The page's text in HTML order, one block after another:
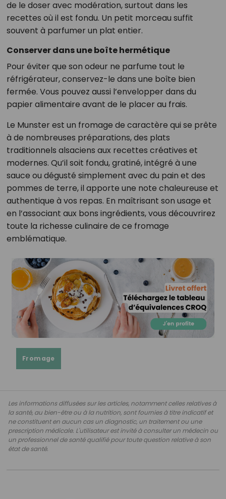
de le doser avec modération, surtout dans les
recettes où il est fondu. Un petit morceau suffit
souvent à parfumer un plat entier.
Conserver dans une boîte hermétique
Pour éviter que son odeur ne parfume tout le
réfrigérateur, conservez-le dans une boîte bien
fermée. Vous pouvez aussi l’envelopper dans du
papier alimentaire avant de le placer au frais.
Le Munster est un fromage de caractère qui se prête
à de nombreuses préparations, des plats
traditionnels alsaciens aux recettes créatives et
modernes. Qu’il soit fondu, gratiné, intégré à une
sauce ou dégusté simplement avec du pain et des
pommes de terre, il apporte une note chaleureuse et
authentique à vos repas. En maîtrisant son usage et
en l’associant aux bons ingrédients, vous découvrirez
toute la richesse culinaire de ce fromage
emblématique.
Fromage
Les informations diffusées sur les articles, notamment celles relatives à
la santé, au bien-être ou à la nutrition, sont fournies à titre indicatif et
ne constituent en aucun cas un diagnostic, un traitement ou une
prescription médicale. L'utilisateur est invité à consulter un médecin ou
un professionnel de santé qualifié pour toute question relative à son
état de santé.